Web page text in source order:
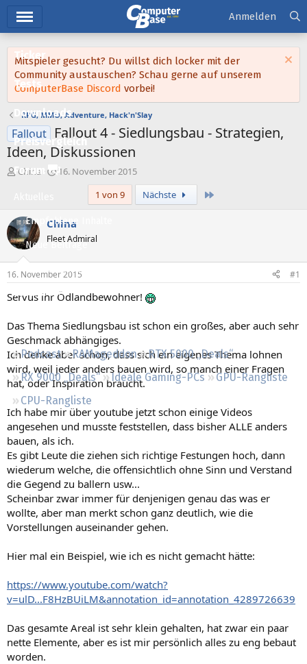
Ticker
Tests
Downloads
Preisvergleich
Forum
Empfohlene Inhalte
Neue Beiträge
Neueste Aktivitäten
Leserartikel
Podcast RAMageddon
RTX 5000 „Deals“
RX 9000 „Deals“
Ideale Gaming-PCs
GPU-Rangliste
CPU-Rangliste
Anmelden
Mitspieler gesucht? Du willst dich locker mit der
Community austauschen? Schau gerne auf unserem
ComputerBase Discord vorbei!
RPG, MMO, Adventure, Hack'n'Slay
Fallout
Fallout 4 - Siedlungsbau - Strategien,
Ideen, Diskussionen
E
e
l
l
e
China
E
e
l
m
16. November 2015
1 von 9
Nächste
China
Fleet Admiral
16. November 2015 #1
Servus ihr Ödlandbewohner!
Das Thema Siedlungsbau ist schon ein großes, aber auch sehr
Geschmack abhängiges.
Ich denke aber schon, dass sich ein eigenes Thema lohnen
wird, weil jeder anders bauen wird, so manch einer Fragen
hat, oder Inspiration braucht.
Ich habe mir über youtube jetzt schon einige Videos
angesehen und musste feststellen, dass bisher ALLE anders
bauen, als ich.
Es gibt Leute die ziehen sich richtige Festungen hoch, dann
wiederum welche, die offensichtlich ohne Sinn und Verstand
die Gegend zu ballern usw...
Scheinbar zwar immer für denjenigen genau das was er
wollte, aber man merkt schon ganz deutlich, wie die
Vorstellungen auseinander gehen.
Hier mal ein Beispiel, wie ich es nicht gemacht hätte:
https://www.youtube.com/watch?
v=ulD...F8HzBUiLM&annotation_id=annotation_4289726639
Das gesamte Areal ist sehr klein gehalten, hat zwar ein paar
nette Elemente, aber es ist mir persönlich alles zu eng bebaut
worden.